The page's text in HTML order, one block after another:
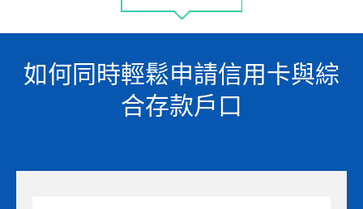
如何同時輕鬆申請信用卡與綜
合存款戶口